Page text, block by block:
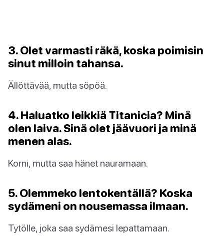
3. Olet varmasti räkä, koska poimisin
sinut milloin tahansa.
Ällöttävää, mutta söpöä.
4. Haluatko leikkiä Titanicia? Minä
olen laiva. Sinä olet jäävuori ja minä
menen alas.
Korni, mutta saa hänet nauramaan.
5. Olemmeko lentokentällä? Koska
sydämeni on nousemassa ilmaan.
Tytölle, joka saa sydämesi lepattamaan.